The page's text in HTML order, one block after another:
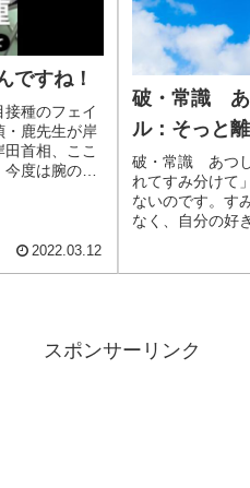
ですね！
接種のフェイ
・鹿先生が岸
首相、ここ
度は腕のド
2022.03.12
破・常識 あ
ル：そっと
破・常識 あつ
れてすみ分けて
ないのです。す
なく、自分の好
スポンサーリンク